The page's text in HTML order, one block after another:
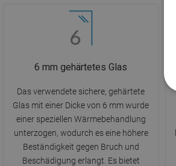
6 mm gehärtetes Glas
Das verwendete sichere, gehärtete
Glas mit einer Dicke von 6 mm wurde
einer speziellen Wärmebehandlung
unterzogen, wodurch es eine höhere
Beständigkeit gegen Bruch und
Beschädigung erlangt. Es bietet